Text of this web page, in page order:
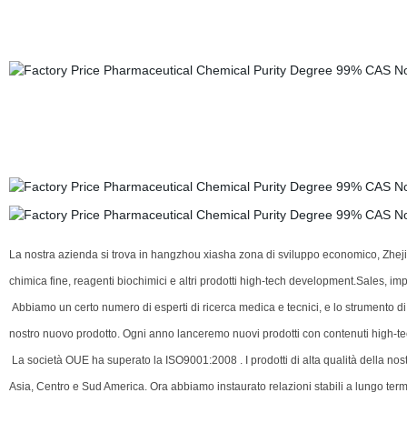
La nostra azienda si trova in hangzhou xiasha zona di sviluppo economico,
chimica fine, reagenti biochimici e altri prodotti high-tech development.Sales,
Abbiamo un certo numero di esperti di ricerca medica e tecnici, e lo strumento
nostro nuovo prodotto. Ogni anno lanceremo nuovi prodotti con contenuti high-
La società OUE ha superato la ISO9001:2008 . I prodotti di alta qualità della
Asia, Centro e Sud America. Ora abbiamo instaurato relazioni stabili a lungo